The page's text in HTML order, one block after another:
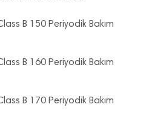
B 150 Periyodik Bakım
B 160 Periyodik Bakım
B 170 Periyodik Bakım